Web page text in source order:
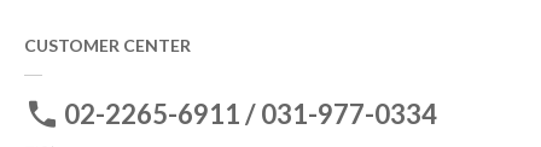
CUSTOMER CENTER
02-2265-6911 / 031-977-0334